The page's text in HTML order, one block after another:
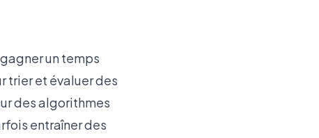
un temps
trier et évaluer des
des algorithmes
entraîner des